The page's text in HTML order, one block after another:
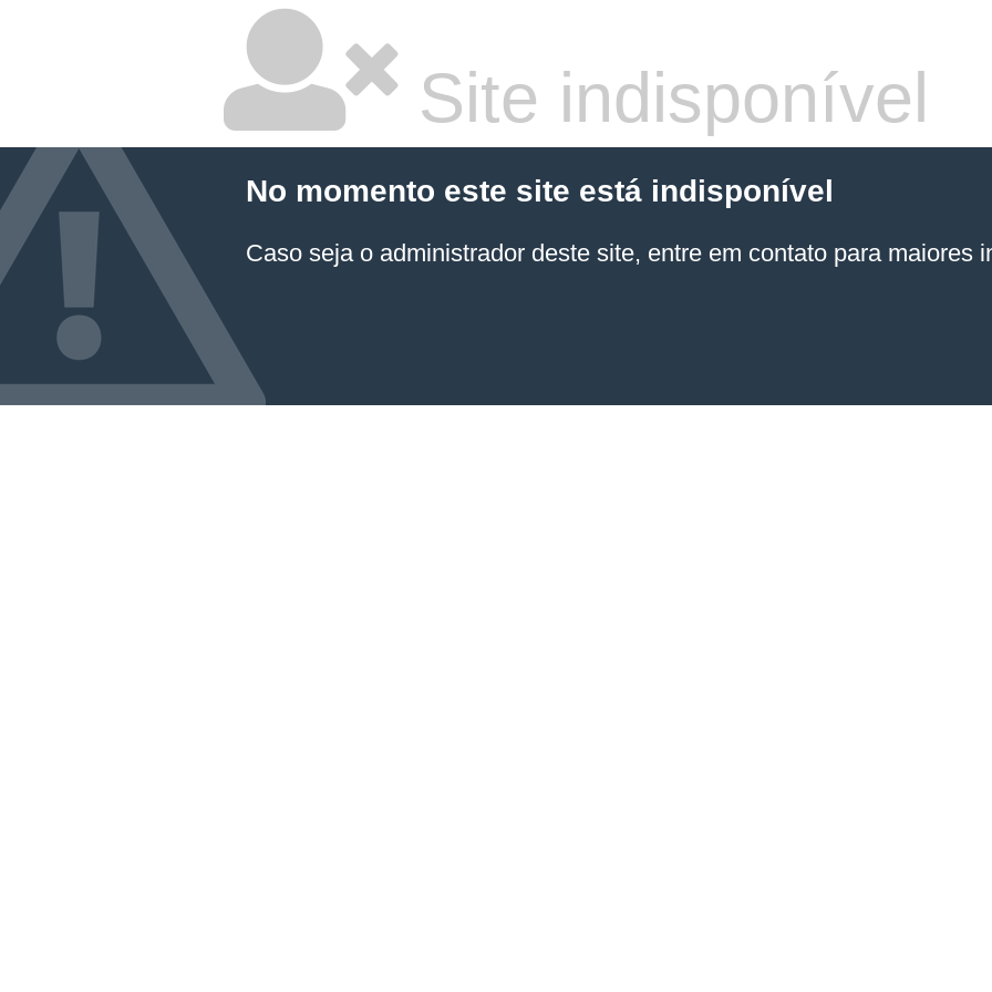
Site indisponível
No momento este site está indisponível
Caso seja o administrador deste site, entre em contato para maiores